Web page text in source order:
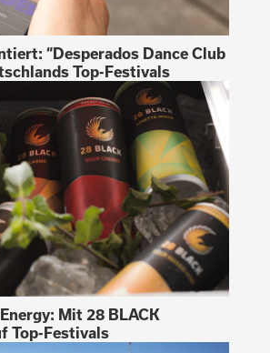
“Desperados Dance Club
Top-Festivals
Mit 28 BLACK
Top-Festivals